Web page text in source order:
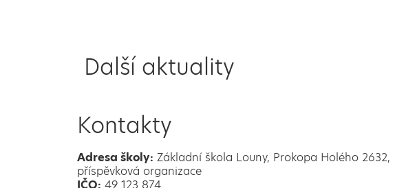
Další aktuality
Kontakty
Adresa školy: Základní škola Louny, Prokopa Holého 2632,
příspěvková organizace